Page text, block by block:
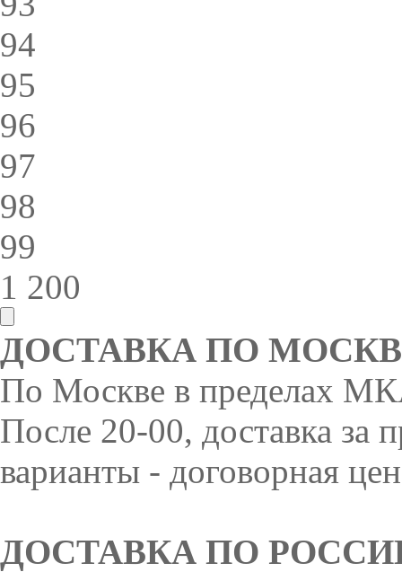
94
95
96
97
98
99
1 200
ДОСТАВКА ПО
По Москве в пределах
После 20-00, доставка
варианты - договорная
ДОСТАВКА ПО